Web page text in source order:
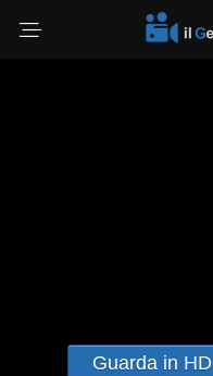
Guarda in HD